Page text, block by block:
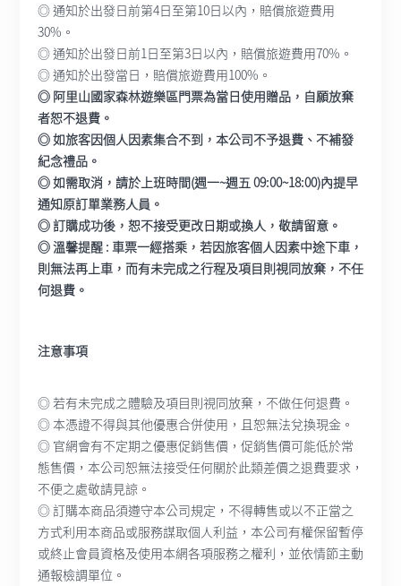
◎ 通知於出發日前第4日至第10日以內，賠償旅遊費用
30%。
◎ 通知於出發日前1日至第3日以內，賠償旅遊費用70%。
◎ 通知於出發當日，賠償旅遊費用100%。
◎ 阿里山國家森林遊樂區門票為當日使用贈品，自願放棄
者恕不退費。
◎ 如旅客因個人因素集合不到，本公司不予退費、不補發
紀念禮品。
◎ 如需取消，請於上班時間(週一~週五 09:00~18:00)內提早
通知原訂單業務人員。
◎ 訂購成功後，恕不接受更改日期或換人，敬請留意。
◎ 溫馨提醒 : 車票一經搭乘，若因旅客個人因素中途下車，
則無法再上車，而有未完成之行程及項目則視同放棄，不任
何退費。
注意事項
◎ 若有未完成之體驗及項目則視同放棄，不做任何退費。
◎ 本憑證不得與其他優惠合併使用，且恕無法兌換現金。
◎ 官網會有不定期之優惠促銷售價，促銷售價可能低於常
態售價，本公司恕無法接受任何關於此類差價之退費要求，
不便之處敬請見諒。
◎ 訂購本商品須遵守本公司規定，不得轉售或以不正當之
方式利用本商品或服務謀取個人利益，本公司有權保留暫停
或終止會員資格及使用本網各項服務之權利，並依情節主動
通報檢調單位。